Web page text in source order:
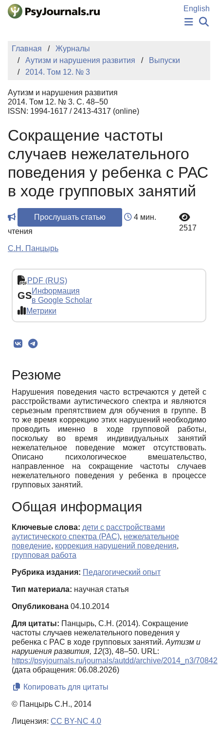
Перейти к основному содержанию
English
НОВОСТИ
АВТОРЫ
КЛЮЧЕВЫЕ СЛОВА
Регистрация
Главная
Журналы
Аутизм и нарушения развития
Выпуски
2014. Том 12. № 3
Аутизм и нарушения развития
2014. Том 12. № 3. С. 48–50
ISSN: 1994-1617 / 2413-4317 (online)
Сокращение частоты
случаев нежелательного
поведения у ребенка с РАС
в ходе групповых занятий
Прослушать статью
4 мин.
чтения
2517
С.Н. Панцырь
PDF (RUS)
GSИнформация
в Google Scholar
Метрики
Резюме
Нарушения поведения часто встречаются у детей с
расстройствами аутистического спектра и являются
серьезным препятствием для обучения в группе. В
то же время коррекцию этих нарушений необходимо
проводить именно в ходе групповой работы,
поскольку во время индивидуальных занятий
нежелательное поведение может отсутствовать.
Описано психологическое вмешательство,
направленное на сокращение частоты случаев
нежелательного поведения у ребенка в процессе
групповых занятий.
Общая информация
Ключевые слова: дети с расстройствами
аутистического спектра (РАС), нежелательное
поведение, коррекция нарушений поведения,
групповая работа
Рубрика издания: Педагогический опыт
Тип материала: научная статья
Опубликована 04.10.2014
Для цитаты: Панцырь, С.Н. (2014). Сокращение
частоты случаев нежелательного поведения у
ребенка с РАС в ходе групповых занятий. Аутизм и
нарушения развития, 12(3), 48–50. URL:
https://psyjournals.ru/journals/autdd/archive/2014_n3/70842
(дата обращения: 06.08.2026)
Копировать для цитаты
© Панцырь С.Н., 2014
Лицензия: CC BY-NC 4.0